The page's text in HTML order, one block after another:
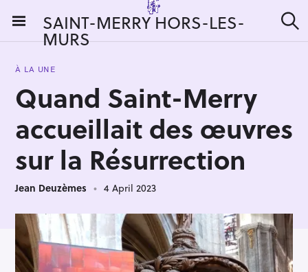
i
SAINT-MERRY HORS-LES-
MURS e
À LA UNE
Quand Saint-Merry
accueillait des œuvres
sur la Résurrection
Jean Deuzèmes 4 April 2023